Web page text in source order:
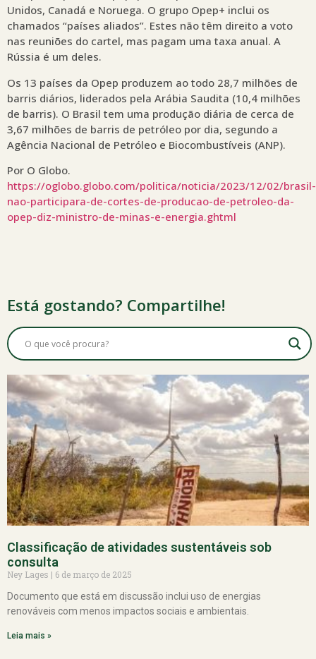
Unidos, Canadá e Noruega. O grupo Opep+ inclui os
chamados “países aliados”. Estes não têm direito a voto
nas reuniões do cartel, mas pagam uma taxa anual. A
Rússia é um deles.
Os 13 países da Opep produzem ao todo 28,7 milhões de
barris diários, liderados pela Arábia Saudita (10,4 milhões
de barris). O Brasil tem uma produção diária de cerca de
3,67 milhões de barris de petróleo por dia, segundo a
Agência Nacional de Petróleo e Biocombustíveis (ANP).
Por O Globo.
https://oglobo.globo.com/politica/noticia/2023/12/02/brasil-
nao-participara-de-cortes-de-producao-de-petroleo-da-
opep-diz-ministro-de-minas-e-energia.ghtml
Está gostando? Compartilhe!
Classificação de atividades sustentáveis sob
consulta
Ney Lages
6 de março de 2025
Documento que está em discussão inclui uso de energias
renováveis com menos impactos sociais e ambientais.
Leia mais »